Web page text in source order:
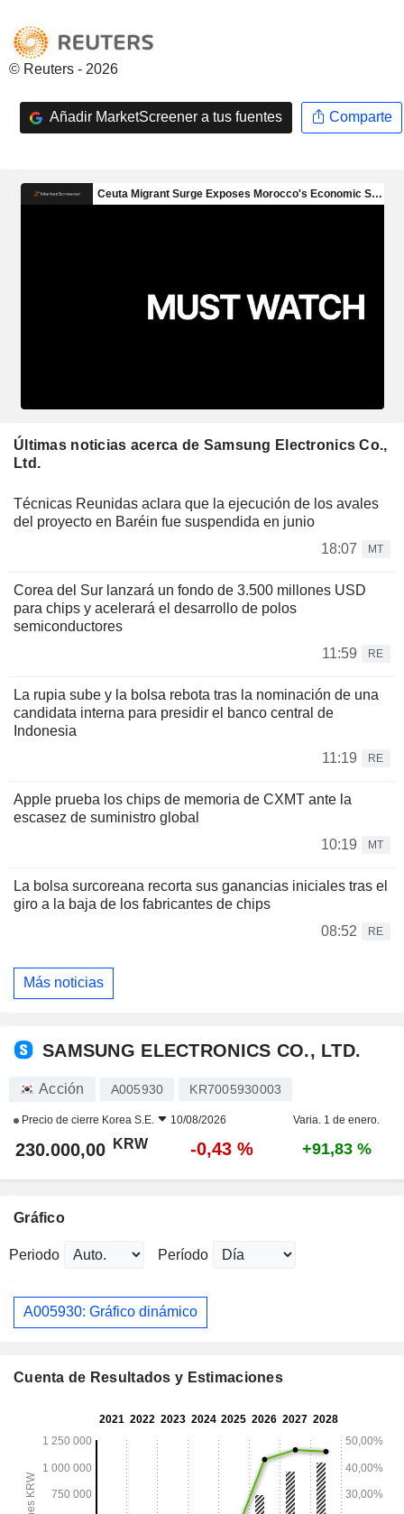
© Reuters - 2026
Añadir MarketScreener a tus fuentes Comparte
Últimas noticias acerca de Samsung Electronics Co.,
Ltd.
Técnicas Reunidas aclara que la ejecución de los avales
del proyecto en Baréin fue suspendida en junio
18:07
MT
Corea del Sur lanzará un fondo de 3.500 millones USD
para chips y acelerará el desarrollo de polos
semiconductores
11:59
RE
La rupia sube y la bolsa rebota tras la nominación de una
candidata interna para presidir el banco central de
Indonesia
11:19
RE
Apple prueba los chips de memoria de CXMT ante la
escasez de suministro global
10:19
MT
La bolsa surcoreana recorta sus ganancias iniciales tras el
giro a la baja de los fabricantes de chips
08:52
RE
Más noticias
SAMSUNG ELECTRONICS CO., LTD.
Acción A005930 KR7005930003
Precio de cierre Korea S.E. 10/08/2026 Varia. 1 de enero.
230.000,00 KRW -0,43 % +91,83 %
Gráfico
Periodo Período
A005930: Gráfico dinámico
Cuenta de Resultados y Estimaciones